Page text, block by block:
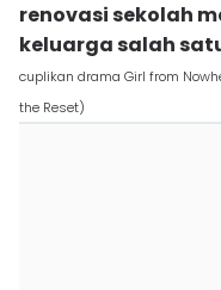
renovasi sekolah
keluarga salah
cuplikan drama Girl from
the Reset)